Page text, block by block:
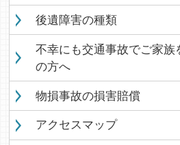
後遺障害の種類
不幸にも交通事故でご家族
の方へ
物損事故の損害賠償
アクセスマップ